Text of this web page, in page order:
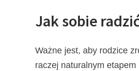
Jak sobie
Ważne jest, aby rodzice
raczej naturalnym